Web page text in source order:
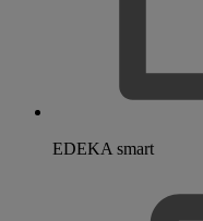
EDEKA smart